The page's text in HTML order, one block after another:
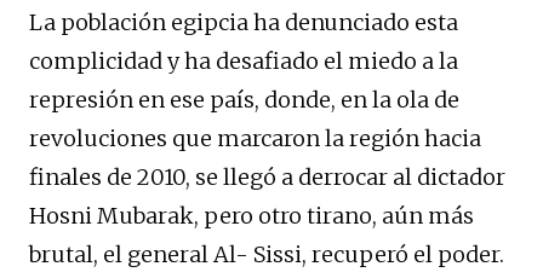
La población egipcia ha denunciado esta
complicidad y ha desafiado el miedo a la
represión en ese país, donde, en la ola de
revoluciones que marcaron la región hacia
finales de 2010, se llegó a derrocar al dictador
Hosni Mubarak, pero otro tirano, aún más
brutal, el general Al- Sissi, recuperó el poder.